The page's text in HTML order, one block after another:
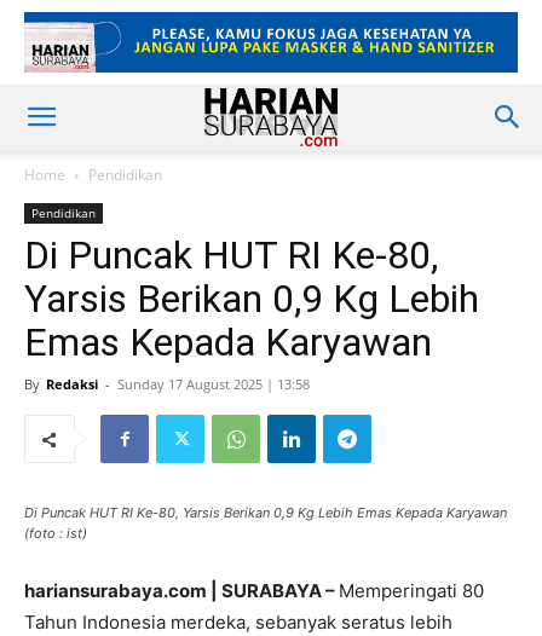
Home Pendidikan
Pendidikan
Di Puncak HUT RI Ke-80,
Yarsis Berikan 0,9 Kg Lebih
Emas Kepada Karyawan
By Redaksi - Sunday 17 August 2025 | 13:58
Di Puncak HUT RI Ke-80, Yarsis Berikan 0,9 Kg Lebih Emas Kepada Karyawan
(foto : ist)
hariansurabaya.com | SURABAYA – Memperingati 80
Tahun Indonesia merdeka, sebanyak seratus lebih